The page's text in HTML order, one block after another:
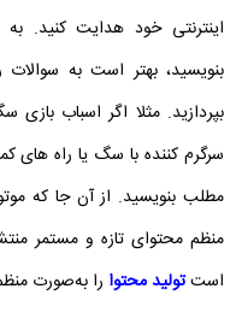
اینترنتی خود هدایت کنید.
بنویسید، بهتر است به
بپردازید. مثلا اگر اسباب‌
سرگرم‌ کننده با سگ یا راه‌
مطلب بنویسید. از آن‌ جا که
منظم محتوای تازه و مستمر
استتولید محتوا را به‌صورت